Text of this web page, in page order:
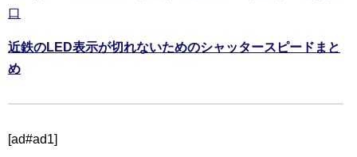
口
近鉄のLED表示が切れないためのシャッタースピードまと
め
[ad#ad1]